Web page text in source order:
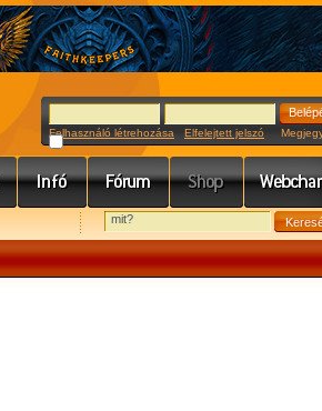
Felhasználó létrehozása Elfelejtett jelszó